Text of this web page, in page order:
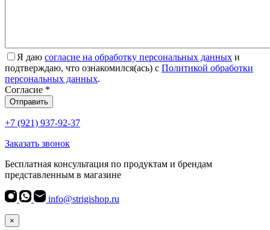
Я даю согласие на обработку персональных данных и
подтверждаю, что ознакомился(ась) с Политикой обработки
персональных данных.
Согласие *
Отправить
+7 (921) 937-92-37
Заказать звонок
Бесплатная консультация по продуктам и брендам
представленным в магазине
info@strigishop.ru
×